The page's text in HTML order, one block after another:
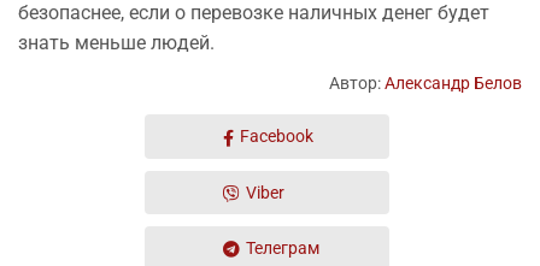
безопаснее, если о перевозке наличных денег будет
знать меньше людей.
Автор:Александр Белов
Facebook
Viber
Телеграм